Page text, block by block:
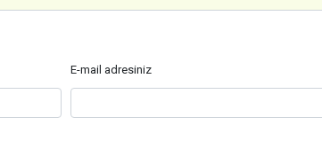
E-mail adresiniz